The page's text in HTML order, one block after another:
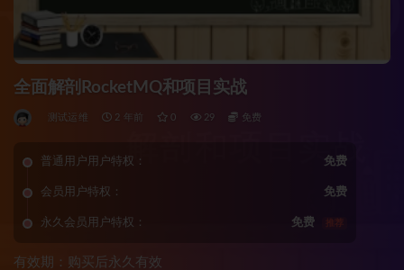
全面解剖RocketMQ和项目实战
测试运维 2 年前 0 29 免费
普通用户用户特权： 免费
会员用户特权： 免费
永久会员用户特权： 免费 推荐
有效期：购买后永久有效